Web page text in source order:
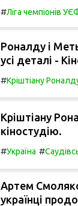
#Ліга чемпіонів
Роналду і
усі деталі -
#Кріштіану
Кріштіану
кіностудію.
#Україна #
Артем
українці